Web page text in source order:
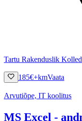
Tartu Rakenduslik
185€+kmVaata
Arvutiõpe, IT koolitus
MS Excel -